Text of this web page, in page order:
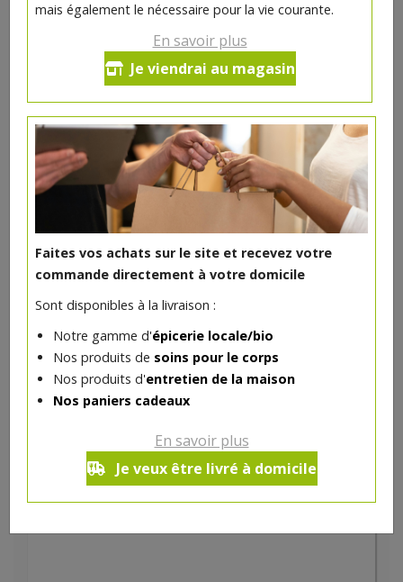
mais également le nécessaire pour la vie courante.
En savoir plus
Je viendrai au magasin
Faites vos achats sur le site et recevez votre
commande directement à votre domicile
Sont disponibles à la livraison :
Notre gamme d'épicerie locale/bio
Nos produits de soins pour le corps
Nos produits d'entretien de la maison
Nos paniers cadeaux
En savoir plus
Je veux être livré à domicile
Ce produit est indisponible pour le moment.
DANS LA MÊME CATÉGORIE ...
Au coin du feu 50g
LUNE E THÉ / CALON LUCIE
7€
Réception souhaitée le